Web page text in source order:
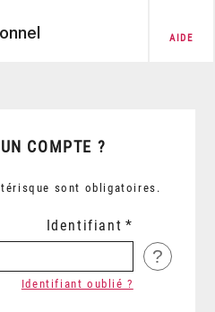
AIDE
COMPTE ?
sont obligatoires.
Identifiant
?
Identifiant oublié ?